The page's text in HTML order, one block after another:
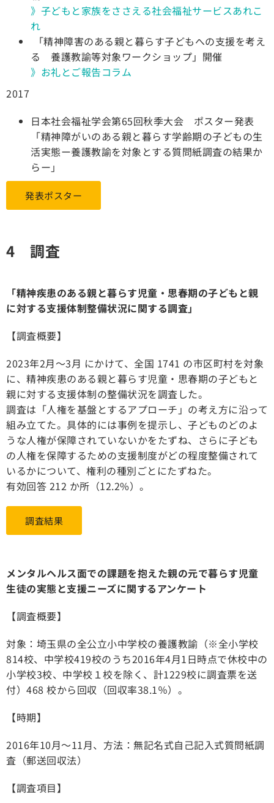
》子どもと家族をささえる社会福祉サービスあれこ
れ
「精神障害のある親と暮らす子どもへの支援を考え
る 養護教諭等対象ワークショップ」開催
》お礼とご報告コラム
2017
日本社会福祉学会第65回秋季大会 ポスター発表
「精神障がいのある親と暮らす学齢期の子どもの生
活実態ー養護教諭を対象とする質問紙調査の結果か
らー」
発表ポスター
4 調査
「精神疾患のある親と暮らす児童・思春期の子どもと親
に対する支援体制整備状況に関する調査」
【調査概要】
2023年2月〜3月 にかけて、全国 1741 の市区町村を対象
に、精神疾患のある親と暮らす児童・思春期の子どもと
親に対する支援体制の整備状況を調査した。
調査は「人権を基盤とするアプローチ」の考え方に沿って
組み立てた。具体的には事例を提示し、子どものどのよ
うな人権が保障されていないかをたずね、さらに子ども
の人権を保障するための支援制度がどの程度整備されて
いるかについて、権利の種別ごとにたずねた。
有効回答 212 か所（12.2%）。
調査結果
メンタルヘルス面での課題を抱えた親の元で暮らす児童
生徒の実態と支援ニーズに関するアンケート
【調査概要】
対象：埼玉県の全公立小中学校の養護教諭（※全小学校
814校、中学校419校のうち2016年4月1日時点で休校中の
小学校3校、中学校１校を除く、計1229校に調査票を送
付）468 校から回収（回収率38.1％）。
【時期】
2016年10月～11月、方法：無記名式自己記入式質問紙調
査（郵送回収法）
【調査項目】